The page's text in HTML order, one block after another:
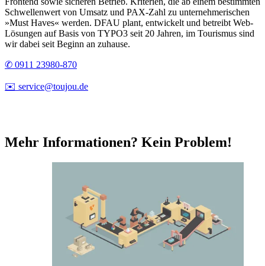
Schwellenwert von Umsatz und PAX-Zahl zu unternehmerischen
»Must Haves« werden. DFAU plant, entwickelt und betreibt Web-
Lösungen auf Basis von TYPO3 seit 20 Jahren, im Tourismus sind
wir dabei seit Beginn an zuhause.
✆ 0911 23980-870
✉️ service@toujou.de
Mehr Informationen? Kein Problem!